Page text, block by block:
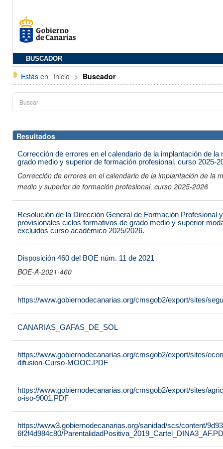
BUSCADOR
Estás en Inicio > Buscador
Resultados
Corrección de errores en el calendario de la implantación de
grado medio y superior de formación profesional, curso 2025-
Corrección de errores en el calendario de la implantación de la
medio y superior de formación profesional, curso 2025-2026
Resolución de la Dirección General de Formación Profesional
provisionales ciclos formativos de grado medio y superior
excluidos curso académico 2025/2026.
Disposición 460 del BOE núm. 11 de 2021
BOE-A-2021-460
https://www.gobiernodecanarias.org/cmsgob2/export/sites/
CANARIAS_GAFAS_DE_SOL
https://www.gobiernodecanarias.org/cmsgob2/export/sites/
difusion-Curso-MOOC.PDF
https://www.gobiernodecanarias.org/cmsgob2/export/sites/
o-iso-9001.PDF
https://www3.gobiernodecanarias.org/sanidad/scs/content/
6f2f4d984c80/